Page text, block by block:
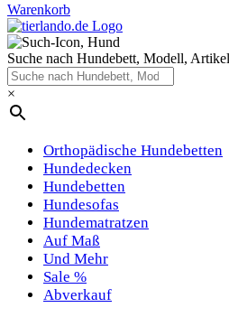
Warenkorb
Suche nach Hundebett, Modell,
×
Orthopädische Hundebetten
Hundedecken
Hundebetten
Hundesofas
Hundematratzen
Auf Maß
Und Mehr
Sale %
Abverkauf